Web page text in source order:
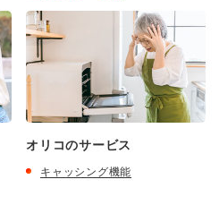
オリコのサービス
キャッシング機能